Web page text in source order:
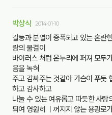
박상식 2014-01-10
갈등과 분열이 증폭되고 있는 혼란
랑의 물결이
바이러스 처럼 온누리에 퍼져 모두
음을 녹혀
주고 감싸주는 것같아 가슴이 푸둣
하고 감사하고
나눌 수 있는 여유롭고 따듯한 사랑
되여 영원히 ㅣ꺼지지 않는 용광로